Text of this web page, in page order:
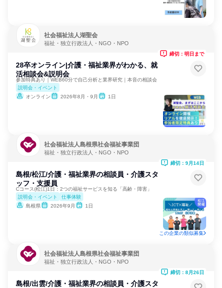
社会福祉法人湖聖会
福祉・独立行政法人・NGO・NPO
28卒オンライン|介護・福祉業界がわかる、就
活相談会&説明会
参加特典あり｜WEB60分で自己分析と業界研究｜本音の相談会
説明会・イベント
オンライン
2026年8月・9月 1日
締切：明日まで
社会福祉法人島根県社会福祉事業団
福祉・独立行政法人・NGO・NPO
島根/松江/介護・福祉業界の相談員・介護スタ
ッフ・支援員
Cコース(松江)1日：2つの福祉サービスを知る「高齢・障害」
説明会・イベント
仕事体験
島根県
2026年9月 1日
締切：9月14日
この企業の類似募集
社会福祉法人島根県社会福祉事業団
福祉・独立行政法人・NGO・NPO
島根/出雲/介護・福祉業界の相談員・介護スタ
締切：8月26日